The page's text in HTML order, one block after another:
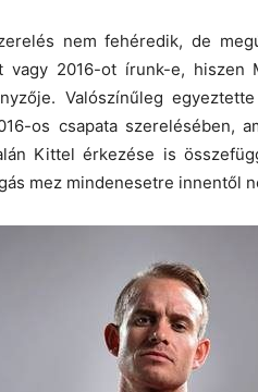
nem fehéredik, de
vagy 2016-ot írunk-e,
Valószínűleg
os csapata szerelésében,
Kittel érkezése is
mez mindenesetre innentől